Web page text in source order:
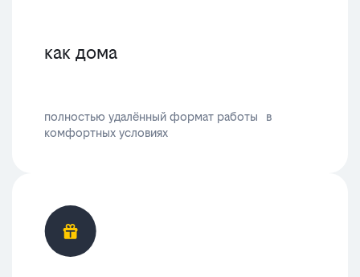
как дома
полностью удалённый формат работы в
комфортных условиях